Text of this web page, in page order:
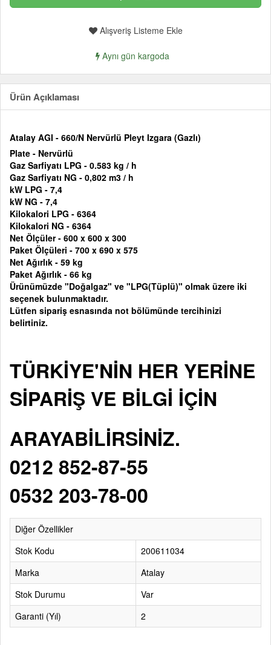
Alışveriş Listeme Ekle
Aynı gün kargoda
Ürün Açıklaması
Atalay AGI - 660/N Nervürlü Pleyt Izgara (Gazlı)
Plate - Nervürlü
Gaz Sarfiyatı LPG - 0.583 kg / h
Gaz Sarfiyatı NG - 0,802 m3 / h
kW LPG - 7,4
kW NG - 7,4
Kilokalori LPG - 6364
Kilokalori NG - 6364
Net Ölçüler - 600 x 600 x 300
Paket Ölçüleri - 700 x 690 x 575
Net Ağırlık - 59 kg
Paket Ağırlık - 66 kg
Ürünümüzde "Doğalgaz" ve "LPG(Tüplü)" olmak üzere iki
seçenek bulunmaktadır.
Lütfen sipariş esnasında not bölümünde tercihinizi
belirtiniz.
TÜRKİYE'NİN HER YERİNE
SİPARİŞ VE BİLGİ İÇİN
ARAYABİLİRSİNİZ.
0212 852-87-55
0532 203-78-00
Diğer Özellikler
Stok Kodu
200611034
Marka
Atalay
Stok Durumu
Var
Garanti (Yıl)
2